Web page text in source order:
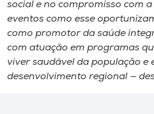
social e no compromisso com
eventos como esse
como promotor da saúde
com atuação em programas
viver saudável da população e
desenvolvimento regional —